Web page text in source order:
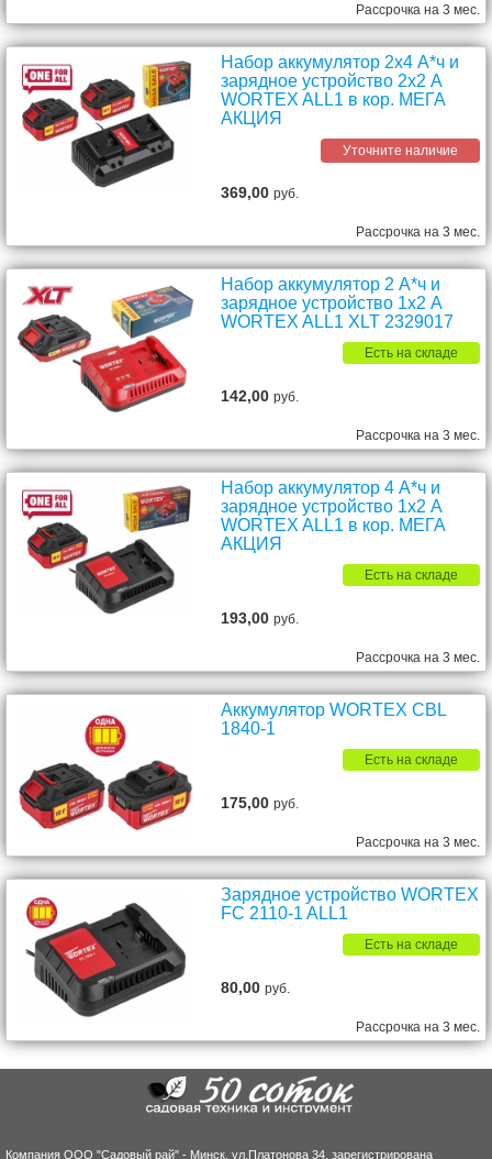
Рассрочка на 3 мес.
Набор аккумулятор 2х4 А*ч и
зарядное устройство 2х2 А
WORTEX ALL1 в кор. МЕГА
АКЦИЯ
Уточните наличие
369,00руб.
Рассрочка на 3 мес.
Набор аккумулятор 2 А*ч и
зарядное устройство 1х2 А
WORTEX ALL1 XLT 2329017
Есть на складе
142,00руб.
Рассрочка на 3 мес.
Набор аккумулятор 4 А*ч и
зарядное устройство 1х2 А
WORTEX ALL1 в кор. МЕГА
АКЦИЯ
Есть на складе
193,00руб.
Рассрочка на 3 мес.
Аккумулятор WORTEX CBL
1840-1
Есть на складе
175,00руб.
Рассрочка на 3 мес.
Зарядное устройство WORTEX
FC 2110-1 ALL1
Есть на складе
80,00руб.
Рассрочка на 3 мес.
Компания ООО "Садовый рай" - Минск, ул.Платонова 34, зарегистрирована